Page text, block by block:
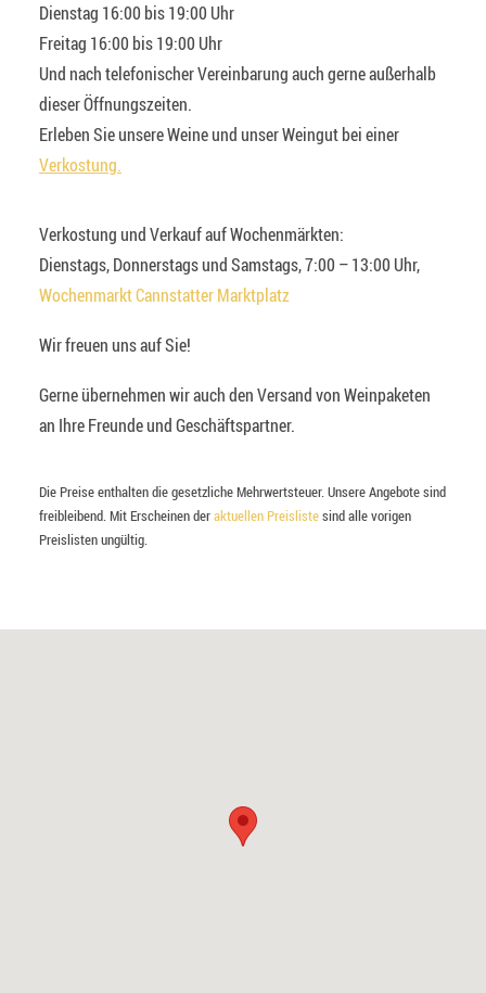
Dienstag 16:00 bis 19:00 Uhr
Freitag 16:00 bis 19:00 Uhr
Und nach telefonischer Vereinbarung auch gerne außerhalb
dieser Öffnungszeiten.
Erleben Sie unsere Weine und unser Weingut bei einer
Verkostung.
Verkostung und Verkauf auf Wochenmärkten:
Dienstags, Donnerstags und Samstags, 7:00 – 13:00 Uhr,
Wochenmarkt Cannstatter Marktplatz
Wir freuen uns auf Sie!
Gerne übernehmen wir auch den Versand von Weinpaketen
an Ihre Freunde und Geschäftspartner.
Die Preise enthalten die gesetzliche Mehrwertsteuer. Unsere Angebote sind
freibleibend. Mit Erscheinen deraktuellen Preislistesind alle vorigen
Preislisten ungültig.